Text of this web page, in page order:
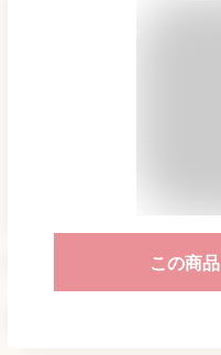
この商